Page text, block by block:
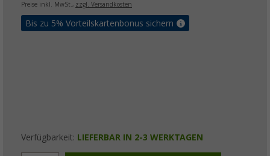
Preise inkl. MwSt., zzgl. Versandkosten
Bis zu 5% Vorteilskartenbonus sichern
Verfügbarkeit: LIEFERBAR IN 2-3 WERKTAGEN